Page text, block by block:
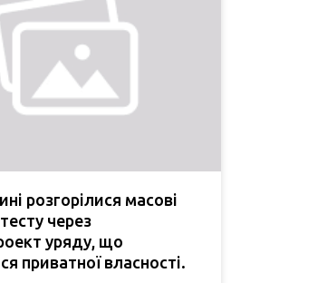
розгорілися масові
через
уряду, що
приватної власності.